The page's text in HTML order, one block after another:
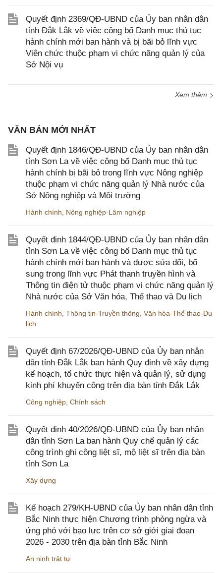
Quyết định 2369/QĐ-UBND của Ủy ban nhân dân
tỉnh Đắk Lắk về việc công bố Danh mục thủ tục
hành chính mới ban hành và bị bãi bỏ lĩnh vực
Viên chức thuộc phạm vi chức năng quản lý của
Sở Nội vụ
Xem thêm
VĂN BẢN MỚI NHẤT
Quyết định 1846/QĐ-UBND của Ủy ban nhân dân
tỉnh Sơn La về việc công bố Danh mục thủ tục
hành chính bị bãi bỏ trong lĩnh vực Nông nghiệp
thuộc phạm vi chức năng quản lý Nhà nước của
Sở Nông nghiệp và Môi trường
Hành chính, Nông nghiệp-Lâm nghiệp
Quyết định 1844/QĐ-UBND của Ủy ban nhân dân
tỉnh Sơn La về việc công bố Danh mục thủ tục
hành chính mới ban hành và được sửa đổi, bổ
sung trong lĩnh vực Phát thanh truyền hình và
Thông tin điện tử thuộc phạm vi chức năng quản lý
Nhà nước của Sở Văn hóa, Thể thao và Du lịch
Hành chính, Thông tin-Truyền thông, Văn hóa-Thể thao-Du
lịch
Quyết định 67/2026/QĐ-UBND của Ủy ban nhân
dân tỉnh Đắk Lắk ban hành Quy định về xây dựng
kế hoạch, tổ chức thực hiện và quản lý, sử dụng
kinh phí khuyến công trên địa bàn tỉnh Đắk Lắk
Công nghiệp, Chính sách
Quyết định 40/2026/QĐ-UBND của Ủy ban nhân
dân tỉnh Sơn La ban hành Quy chế quản lý các
công trình ghi công liệt sĩ, mộ liệt sĩ trên địa bàn
tỉnh Sơn La
Xây dựng
Kế hoạch 279/KH-UBND của Ủy ban nhân dân tỉnh
Bắc Ninh thực hiện Chương trình phòng ngừa và
ứng phó với bạo lực trên cơ sở giới giai đoạn
2026 - 2030 trên địa bàn tỉnh Bắc Ninh
An ninh trật tự